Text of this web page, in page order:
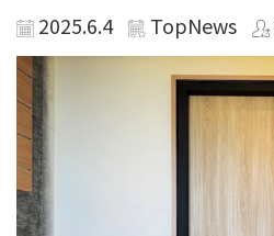
2025.6.4 TopNews